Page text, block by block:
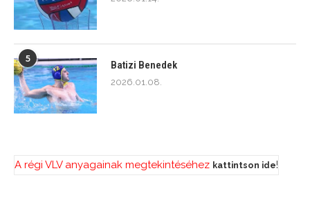
5
Batizi Benedek
2026.01.08.
A régi VLV anyagainak megtekintéséhez kattintson ide!